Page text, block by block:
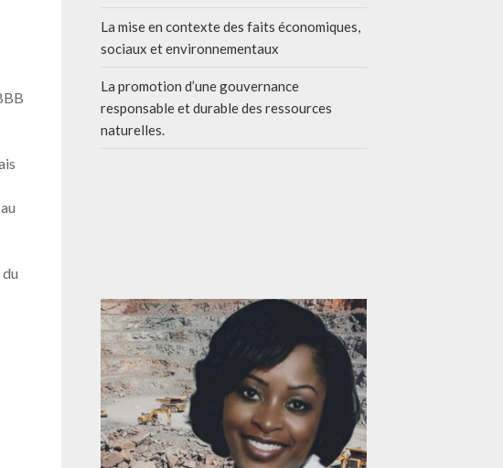
La mise en contexte des faits économiques,
sociaux et environnementaux
La promotion d’une gouvernance
responsable et durable des ressources
naturelles.